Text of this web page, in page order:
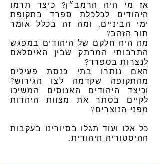
אז מי היה הרמב״ן? כיצד תרמו
היהודים לכלכלת ספרד בתקופת
ימי הביניים, ומה זה בכלל אומר
תור הזהב?
מה היה חלקם של היהודים במפגש
התרבותי המרתק שבין האיסלאם
לנצרות בספרד?
האם נותרו בתי כנסת פעילים
מהתקופה שקדמה לצו הגירוש?
וכיצד היהודים האנוסים המשיכו
לקיים בסתר את מצוות היהדות
מפני הנוצרים?
כל אלו ועוד תגלו בסיורינו בעקבות
ההיסטוריה היהודית.